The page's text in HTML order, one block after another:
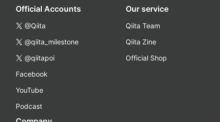
Official Accounts
@Qiita
@qiita_milestone
@qiitapoi
Facebook
YouTube
Podcast
Our service
Qiita Team
Qiita Zine
Official Shop